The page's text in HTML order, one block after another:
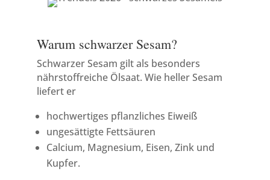
Warum schwarzer Sesam?
Schwarzer Sesam gilt als besonders
nährstoffreiche Ölsaat. Wie heller Sesam
liefert er
hochwertiges pflanzliches Eiweiß
ungesättigte Fettsäuren
Calcium, Magnesium, Eisen, Zink und
Kupfer.